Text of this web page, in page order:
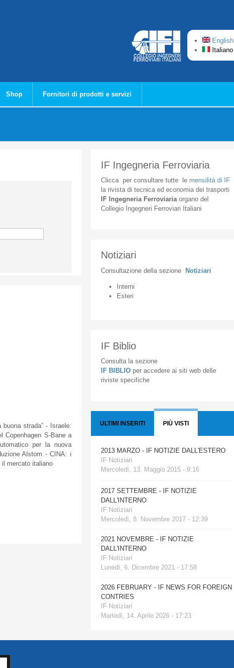
English
Italiano
Shop Fornitori di prodotti e servizi
strada” - Israele:
Copenhagen S-Bane a
per la nuova
Alstom - CINA: i
mercato italiano
IF Ingegneria Ferroviaria
Cliccaper consultare tuttele mensilità di IF
la rivista di tecnica ed economia dei trasporti
IF Ingegneria Ferroviaria organodel
Collegio
Ingegneri Ferroviari Italiani
Notiziari
Consultazione della sezione Notiziari
Interni
Esteri
IF Biblio
Consulta la sezione
IF BIBLIO per accedere ai siti web delle
riviste specifiche
ULTIMI INSERITI PIÙ VISTI
2013 MARZO - IF NOTIZIE DALL'ESTERO
IF Notiziari
Mercoledì, 13. Maggio 2015 - 9:16
2017 SETTEMBRE - IF NOTIZIE
DALL'INTERNO
IF Notiziari
Mercoledì, 8. Novembre 2017 - 12:39
2021 NOVEMBRE - IF NOTIZIE
DALL'INTERNO
IF Notiziari
Lunedì, 6. Dicembre 2021 - 17:58
2026 FEBRUARY - IF NEWS FOR FOREIGN
CONTRIES
IF Notiziari
Martedì, 14. Aprile 2026 - 17:23